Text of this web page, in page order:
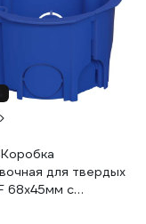
для твердых
68x45мм с